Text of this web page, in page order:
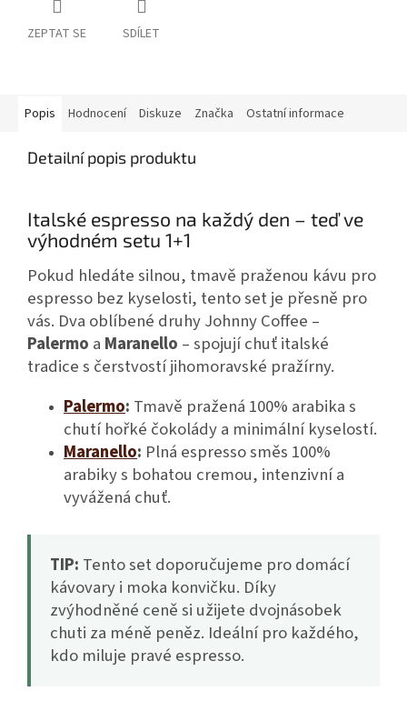
ZEPTAT SE SDÍLET
Popis Hodnocení Diskuze Značka Ostatní informace
Detailní popis produktu
Italské espresso na každý den – teď ve
výhodném setu 1+1
Pokud hledáte silnou, tmavě praženou kávu pro
espresso bez kyselosti, tento set je přesně pro
vás. Dva oblíbené druhy Johnny Coffee –
Palermo a Maranello – spojují chuť italské
tradice s čerstvostí jihomoravské pražírny.
Palermo: Tmavě pražená 100% arabika s
chutí hořké čokolády a minimální kyselostí.
Maranello: Plná espresso směs 100%
arabiky s bohatou cremou, intenzivní a
vyvážená chuť.
TIP: Tento set doporučujeme pro domácí
kávovary i moka konvičku. Díky
zvýhodněné ceně si užijete dvojnásobek
chuti za méně peněz. Ideální pro každého,
kdo miluje pravé espresso.